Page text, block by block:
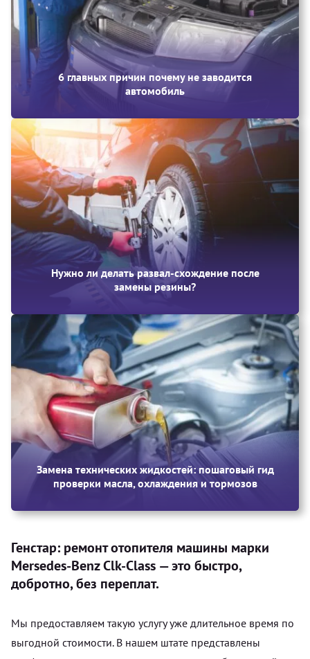
6 главных причин почему не заводится
автомобиль
Нужно ли делать развал-схождение после
замены резины?
Замена технических жидкостей: пошаговый гид
проверки масла, охлаждения и тормозов
Генстар: ремонт отопителя машины марки
Mersedes-Benz Clk-Class — это быстро,
добротно, без переплат.
Мы предоставляем такую услугу уже длительное время по
выгодной стоимости. В нашем штате представлены